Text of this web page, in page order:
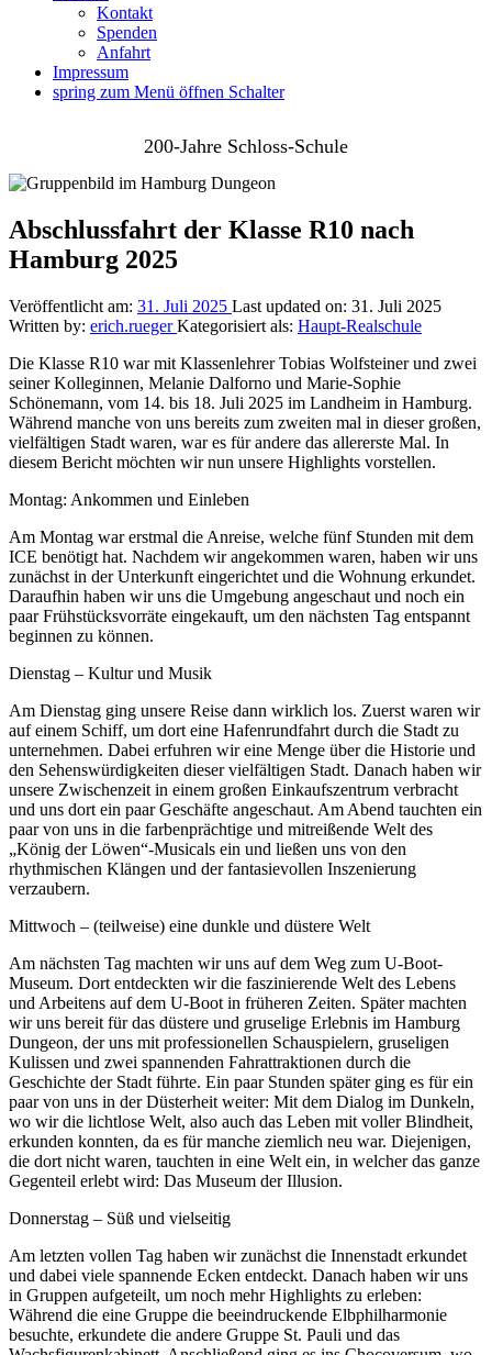
Kontakt
Spenden
Anfahrt
Impressum
spring zum Menü öffnen Schalter
200-Jahre Schloss-Schule
Abschlussfahrt der Klasse R10 nach
Hamburg 2025
Veröffentlicht am: 31. Juli 2025 Last updated on: 31. Juli 2025
Written by: erich.ruegerKategorisiert als: Haupt-Realschule
Die Klasse R10 war mit Klassenlehrer Tobias Wolfsteiner und zwei
seiner Kolleginnen, Melanie Dalforno und Marie-Sophie
Schönemann, vom 14. bis 18. Juli 2025 im Landheim in Hamburg.
Während manche von uns bereits zum zweiten mal in dieser großen,
vielfältigen Stadt waren, war es für andere das allererste Mal. In
diesem Bericht möchten wir nun unsere Highlights vorstellen.
Montag: Ankommen und Einleben
Am Montag war erstmal die Anreise, welche fünf Stunden mit dem
ICE benötigt hat. Nachdem wir angekommen waren, haben wir uns
zunächst in der Unterkunft eingerichtet und die Wohnung erkundet.
Daraufhin haben wir uns die Umgebung angeschaut und noch ein
paar Frühstücksvorräte eingekauft, um den nächsten Tag entspannt
beginnen zu können.
Dienstag – Kultur und Musik
Am Dienstag ging unsere Reise dann wirklich los. Zuerst waren wir
auf einem Schiff, um dort eine Hafenrundfahrt durch die Stadt zu
unternehmen. Dabei erfuhren wir eine Menge über die Historie und
den Sehenswürdigkeiten dieser vielfältigen Stadt. Danach haben wir
unsere Zwischenzeit in einem großen Einkaufszentrum verbracht
und uns dort ein paar Geschäfte angeschaut. Am Abend tauchten ein
paar von uns in die farbenprächtige und mitreißende Welt des
„König der Löwen“-Musicals ein und ließen uns von den
rhythmischen Klängen und der fantasievollen Inszenierung
verzaubern.
Mittwoch – (teilweise) eine dunkle und düstere Welt
Am nächsten Tag machten wir uns auf dem Weg zum U-Boot-
Museum. Dort entdeckten wir die faszinierende Welt des Lebens
und Arbeitens auf dem U-Boot in früheren Zeiten. Später machten
wir uns bereit für das düstere und gruselige Erlebnis im Hamburg
Dungeon, der uns mit professionellen Schauspielern, gruseligen
Kulissen und zwei spannenden Fahrattraktionen durch die
Geschichte der Stadt führte. Ein paar Stunden später ging es für ein
paar von uns in der Düsterheit weiter: Mit dem Dialog im Dunkeln,
wo wir die lichtlose Welt, also auch das Leben mit voller Blindheit,
erkunden konnten, da es für manche ziemlich neu war. Diejenigen,
die dort nicht waren, tauchten in eine Welt ein, in welcher das ganze
Gegenteil erlebt wird: Das Museum der Illusion.
Donnerstag – Süß und vielseitig
Am letzten vollen Tag haben wir zunächst die Innenstadt erkundet
und dabei viele spannende Ecken entdeckt. Danach haben wir uns
in Gruppen aufgeteilt, um noch mehr Highlights zu erleben:
Während die eine Gruppe die beeindruckende Elbphilharmonie
besuchte, erkundete die andere Gruppe St. Pauli und das